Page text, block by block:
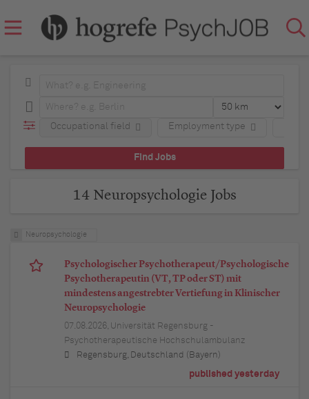
Occupational field Employment type
14 Neuropsychologie Jobs
Neuropsychologie
Psychologischer Psychotherapeut/Psychologische
Psychotherapeutin (VT, TP oder ST) mit
mindestens angestrebter Vertiefung in Klinischer
Neuropsychologie
07.08.2026, Universität Regensburg -
Psychotherapeutische Hochschulambulanz
Regensburg, Deutschland (Bayern)
published yesterday